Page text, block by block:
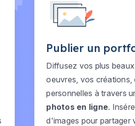
Publier un
Diffusez vos plus
oeuvres, vos créations,
personnelles à travers
photos en ligne.
d'images pour partager